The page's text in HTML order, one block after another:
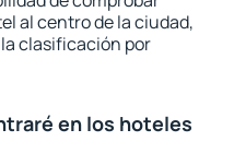
al centro de la ciudad,
clasificación por
en los hoteles